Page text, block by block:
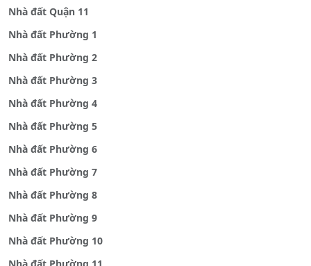
Nhà đất Quận 11
Nhà đất Phường 1
Nhà đất Phường 2
Nhà đất Phường 3
Nhà đất Phường 4
Nhà đất Phường 5
Nhà đất Phường 6
Nhà đất Phường 7
Nhà đất Phường 8
Nhà đất Phường 9
Nhà đất Phường 10